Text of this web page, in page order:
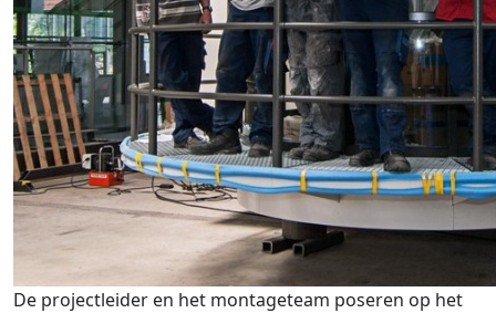
De projectleider en het montageteam poseren op het